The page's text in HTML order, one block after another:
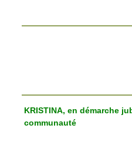
KRISTINA, en démarche
communauté